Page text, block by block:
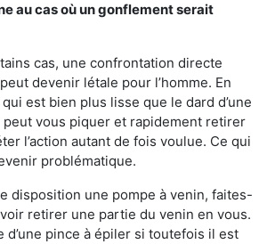
au cas où un gonflement serait
cas, une confrontation directe
devenir létale pour l’homme. En
est bien plus lisse que le dard d’une
vous piquer et rapidement retirer
l’action autant de fois voulue. Ce qui
problématique.
disposition une pompe à venin, faites-
retirer une partie du venin en vous.
d’une pince à épiler si toutefois il est